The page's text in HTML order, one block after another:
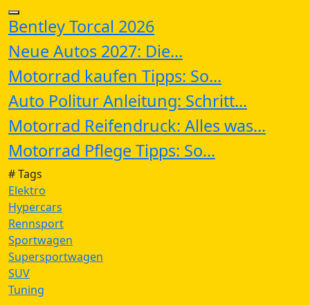
Bentley Torcal 2026
Neue Autos 2027: Die...
Motorrad kaufen Tipps: So...
Auto Politur Anleitung: Schritt...
Motorrad Reifendruck: Alles was...
Motorrad Pflege Tipps: So...
# Tags
Elektro
Hypercars
Rennsport
Sportwagen
Supersportwagen
SUV
Tuning